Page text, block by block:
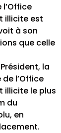
illicite est
à son
que celle
la
l’Office
illicite le plus
du
en